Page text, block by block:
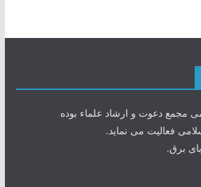
مجمع دعوت و ارشاد علماء بوده
فعالیت می نماید.
برق.